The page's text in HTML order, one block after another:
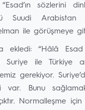
sözlerini
Suudi Arabistan
ile görüşmeye
ekledi: “Hâlâ
Suriye ile Türkiye
gerekiyor.
var. Bunu
Normalleşme